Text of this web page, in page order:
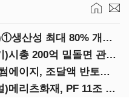
[IB토마토](AI 보험혁신)①생산성 최대 80% 개선…현실은 '실행 격차'
[IB토마토](공시톺아보기)시총 200억 밑돌면 관리종목…상폐 피하려면
[IB토마토](유증레이다)썸에이지, 조달액 반토막…시총 200억 못 넘으면 철회
[IB토마토](크레딧시그널)메리츠화재, PF 11조 노출…부동산 사업성 저하 우려